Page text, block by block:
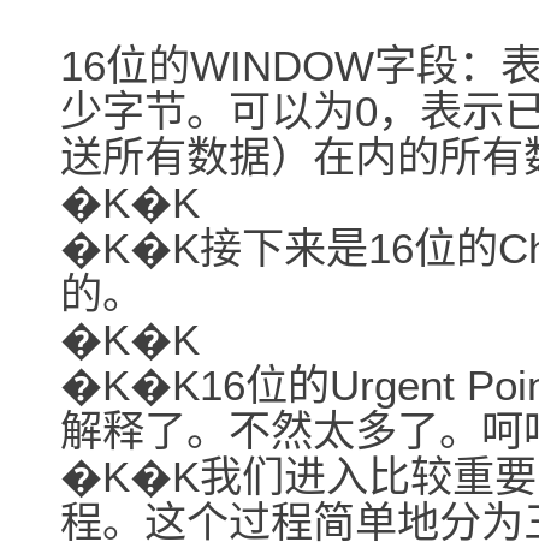
16位的WINDOW字段：
少字节。可以为0，表示
送所有数据）在内的所有
�K�K
�K�K接下来是16位的
的。
�K�K
�K�K16位的Urgent
解释了。不然太多了。呵
�K�K我们进入比较重要
程。这个过程简单地分为